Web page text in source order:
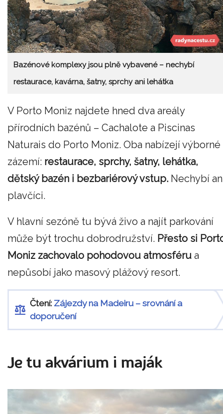
Bazénové komplexy jsou plně vybavené – nechybí
restaurace, kavárna, šatny, sprchy ani lehátka
V Porto Moniz najdete hned dva areály
přírodních bazénů – Cachalote a Piscinas
Naturais do Porto Moniz. Oba nabízejí výborné
zázemí: restaurace, sprchy, šatny, lehátka,
dětský bazén i bezbariérový vstup. Nechybí
plavčíci.
V hlavní sezóně tu bývá živo a najít parkování
může být trochu dobrodružství. Přesto si
Moniz zachovalo pohodovou atmosféru a
nepůsobí jako masový plážový resort.
Čtení: Zájezdy na Madeiru – srovnání a
doporučení
Je tu akvárium i maják